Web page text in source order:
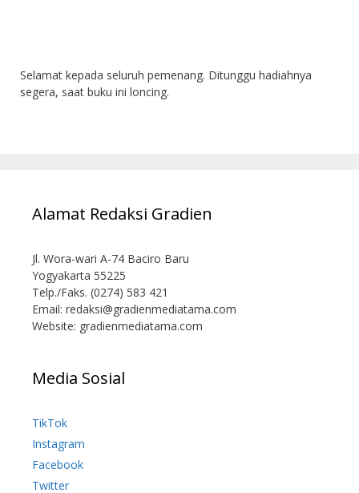
Selamat kepada seluruh pemenang. Ditunggu hadiahnya
segera, saat buku ini loncing.
Alamat Redaksi Gradien
Jl. Wora-wari A-74 Baciro Baru
Yogyakarta 55225
Telp./Faks. (0274) 583 421
Email: redaksi@gradienmediatama.com
Website: gradienmediatama.com
Media Sosial
TikTok
Instagram
Facebook
Twitter